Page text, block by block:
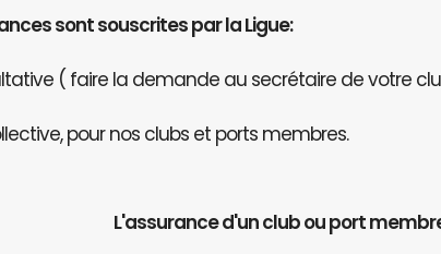
sont souscrites par la Ligue:
( faire la demande au secrétaire de votre
pour nos clubs et ports membres.
L'assurance d'un club ou port